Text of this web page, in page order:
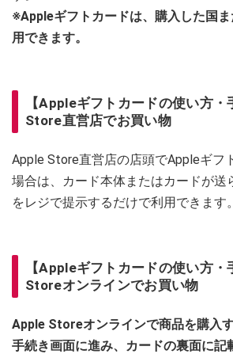
※Appleギフトカードは、購入した国
用できます。
【Appleギフトカードの使い方
Store直営店でお買い物
Apple Store直営店の店頭でAppleギフ
場合は、カード本体またはカードが送
をレジで提示するだけで利用できます。
【Appleギフトカードの使い方
Storeオンラインでお買い物
Apple Storeオンラインで商品を購入
手続き画面に進み、カードの裏面に記